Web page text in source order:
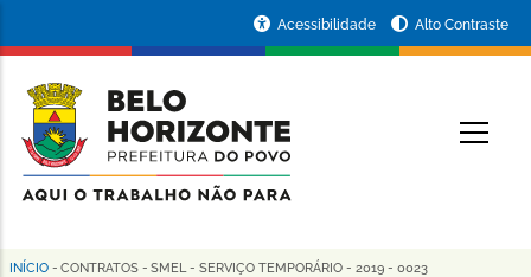
conteúdo
principal
da
Prefeitura
de
Acessibilidade Alto Contraste
INÍCIO - CONTRATOS - SMEL - SERVIÇO TEMPORÁRIO - 2019 - 0023